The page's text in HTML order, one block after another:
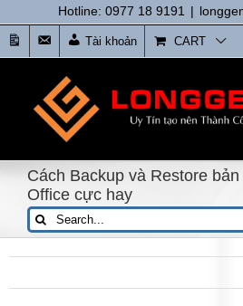
to
content
Hotline: 0977 18 9191 |
tức
Liên
Hệ
Tài khoản CART
Cách Backup và Restore
Office cực hay
Search
for: